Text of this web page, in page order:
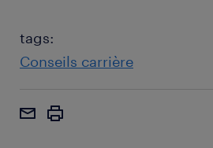
tags:
Conseils carrière